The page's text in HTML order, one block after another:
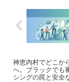
神恵内村でどこか
へ。ブラックでも
シングの罠と安全